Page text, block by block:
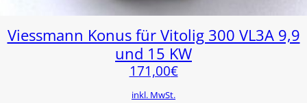
Viessmann Konus für Vitolig 300 VL3A 9,9
und 15 KW
171,00€
inkl. MwSt.